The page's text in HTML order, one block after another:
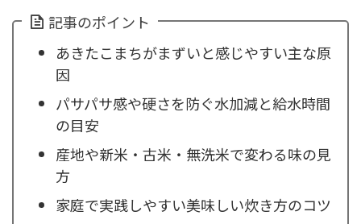
記事のポイント
あきたこまちがまずいと感じやすい主な原
因
パサパサ感や硬さを防ぐ水加減と給水時間
の目安
産地や新米・古米・無洗米で変わる味の見
方
家庭で実践しやすい美味しい炊き方のコツ